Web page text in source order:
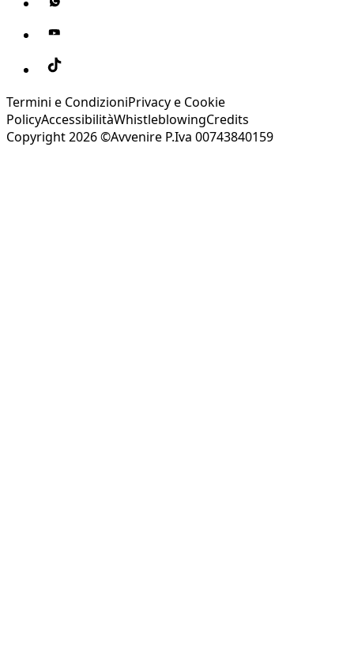
Termini e CondizioniPrivacy e Cookie
PolicyAccessibilitàWhistleblowingCredits
Copyright 2026 ©Avvenire P.Iva 00743840159